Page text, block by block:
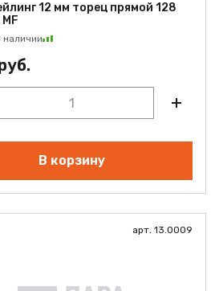
12 мм торец прямой 128
наличии
В корзину
арт. 13.0009